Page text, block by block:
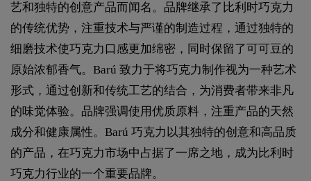
艺和独特的创意产品而闻名。品牌继承了比利时巧克力
的传统优势，注重技术与严谨的制造过程，通过独特的
细磨技术使巧克力口感更加绵密，同时保留了可可豆的
原始浓郁香气。Barú 致力于将巧克力制作视为一种艺术
形式，通过创新和传统工艺的结合，为消费者带来非凡
的味觉体验。品牌强调使用优质原料，注重产品的天然
成分和健康属性。Barú 巧克力以其独特的创意和高品质
的产品，在巧克力市场中占据了一席之地，成为比利时
巧克力行业的一个重要品牌。